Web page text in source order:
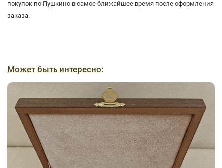
покупок по Пушкино в самое ближайшее время после оформления
заказа.
Может быть интересно: